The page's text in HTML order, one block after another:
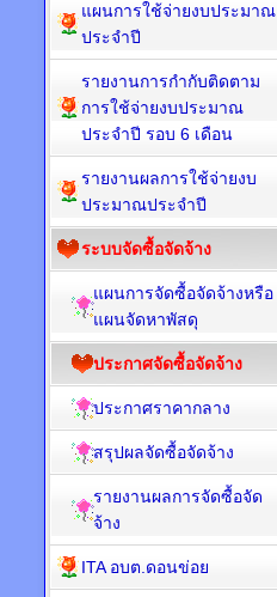
แผนการใช้จ่ายงบประมาณ
ประจำปี
รายงานการกำกับติดตาม
การใช้จ่ายงบประมาณ
ประจำปี รอบ 6 เดือน
รายงานผลการใช้จ่ายงบ
ประมาณประจำปี
ระบบจัดซื้อจัดจ้าง
แผนการจัดซื้อจัดจ้างหรือ
แผนจัดหาพัสดุ
ประกาศจัดซื้อจัดจ้าง
ประกาศราคากลาง
สรุปผลจัดซื้อจัดจ้าง
รายงานผลการจัดซื้อจัด
จ้าง
ITA อบต.ดอนข่อย